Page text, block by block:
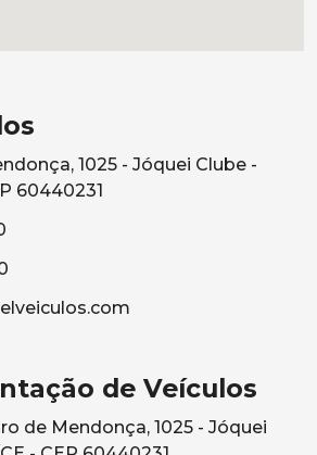
1025 - Jóquei Clube -
60440231
de Veículos
de Mendonça, 1025 - Jóquei